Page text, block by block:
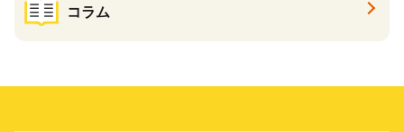
コラム